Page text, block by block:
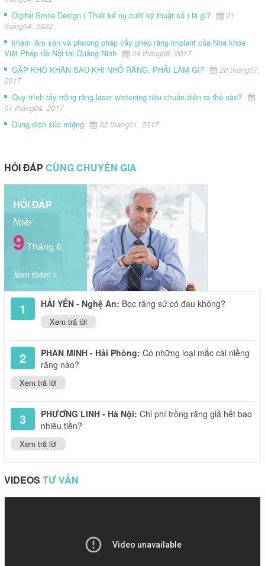
Digital Smile Design ( Thiết kế nụ cười kỹ thuật số ) là gì?
21
tháng04, 2022
khám lâm sàn và phương pháp cấy ghép răng implant của Nha khoa
Việt Pháp Hà Nội tại Quảng Ninh
04 tháng08, 2017
GẶP KHÓ KHĂN SAU KHI NHỔ RĂNG, PHẢI LÀM GÌ?
20 tháng07,
2017
Quy trình tẩy trắng răng laser whitening tiêu chuẩn diễn ra thế nào?
01 tháng04, 2017
Dung dịch súc miệng
02 tháng01, 2017
HỎI ĐÁP CÙNG CHUYÊN GIA
HỎI ĐÁP
Ngày
9 Tháng 8
Xem thêm
1 HẢI YẾN - Nghệ An: Bọc răng sứ có đau không?
Xem trả lời
2 PHAN MINH - Hải Phòng: Có những loại mắc cài niềng
răng nào?
Xem trả lời
3 PHƯƠNG LINH - Hà Nội: Chi phí trồng răng giả hết bao
nhiêu tiền?
Xem trả lời
VIDEOS TƯ VẤN